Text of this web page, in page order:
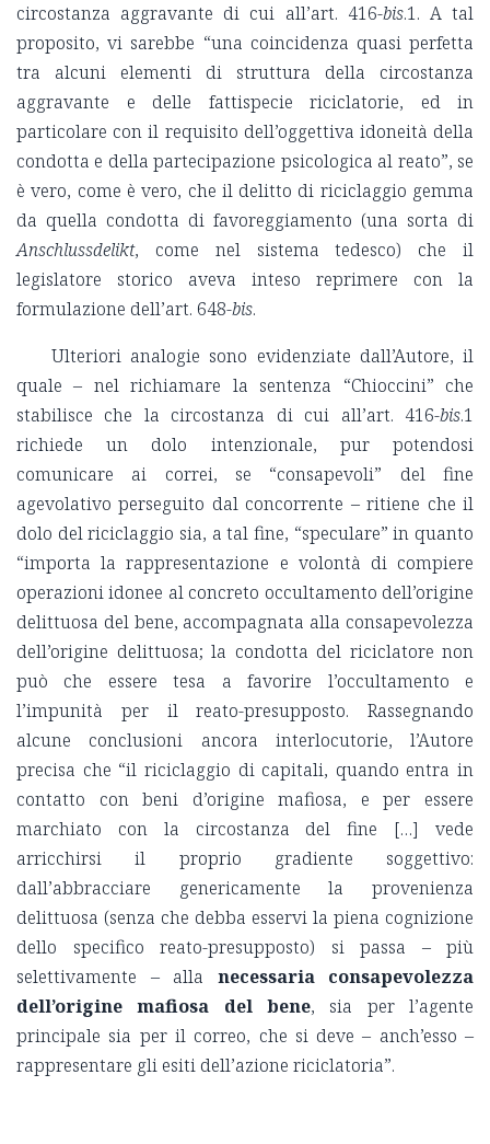
circostanza aggravante di cui all’art. 416-bis.1. A tal
proposito, vi sarebbe “una coincidenza quasi perfetta
tra alcuni elementi di struttura della circostanza
aggravante e delle fattispecie riciclatorie, ed in
particolare con il requisito dell’oggettiva idoneità della
condotta e della partecipazione psicologica al reato”, se
è vero, come è vero, che il delitto di riciclaggio gemma
da quella condotta di favoreggiamento (una sorta di
Anschlussdelikt, come nel sistema tedesco) che il
legislatore storico aveva inteso reprimere con la
formulazione dell’art. 648-bis.
Ulteriori analogie sono evidenziate dall’Autore, il
quale – nel richiamare la sentenza “Chioccini” che
stabilisce che la circostanza di cui all’art. 416-bis.1
richiede un dolo intenzionale, pur potendosi
comunicare ai correi, se “consapevoli” del fine
agevolativo perseguito dal concorrente – ritiene che il
dolo del riciclaggio sia, a tal fine, “speculare” in quanto
“importa la rappresentazione e volontà di compiere
operazioni idonee al concreto occultamento dell’origine
delittuosa del bene, accompagnata alla consapevolezza
dell’origine delittuosa; la condotta del riciclatore non
può che essere tesa a favorire l’occultamento e
l’impunità per il reato-presupposto. Rassegnando
alcune conclusioni ancora interlocutorie, l’Autore
precisa che “il riciclaggio di capitali, quando entra in
contatto con beni d’origine mafiosa, e per essere
marchiato con la circostanza del fine […] vede
arricchirsi il proprio gradiente soggettivo:
dall’abbracciare genericamente la provenienza
delittuosa (senza che debba esservi la piena cognizione
dello specifico reato-presupposto) si passa – più
selettivamente – alla necessaria consapevolezza
dell’origine mafiosa del bene, sia per l’agente
principale sia per il correo, che si deve – anch’esso –
rappresentare gli esiti dell’azione riciclatoria”.